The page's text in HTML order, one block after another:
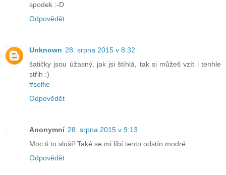
spodek :-D
Odpovědět
Unknown 28. srpna 2015 v 8:32
šatičky jsou úžasný, jak jsi štíhlá, tak si můžeš vzít i tenhle
střih :)
#‎selfie
Odpovědět
Anonymní 28. srpna 2015 v 9:13
Moc ti to sluší! Také se mi líbí tento odstín modré.
Odpovědět